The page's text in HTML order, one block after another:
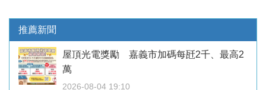
推薦新聞
屋頂光電獎勵 嘉義市加碼每瓩2千、最高2
萬
2026-08-04 19:10